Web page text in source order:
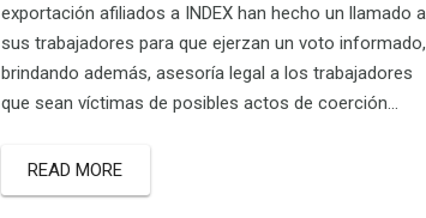
exportación afiliados a INDEX han hecho un llamado a
sus trabajadores para que ejerzan un voto informado,
brindando además, asesoría legal a los trabajadores
que sean víctimas de posibles actos de coerción…
READ MORE